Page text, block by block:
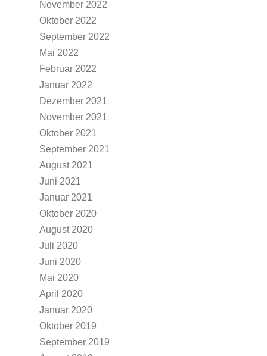
November 2022
Oktober 2022
September 2022
Mai 2022
Februar 2022
Januar 2022
Dezember 2021
November 2021
Oktober 2021
September 2021
August 2021
Juni 2021
Januar 2021
Oktober 2020
August 2020
Juli 2020
Juni 2020
Mai 2020
April 2020
Januar 2020
Oktober 2019
September 2019